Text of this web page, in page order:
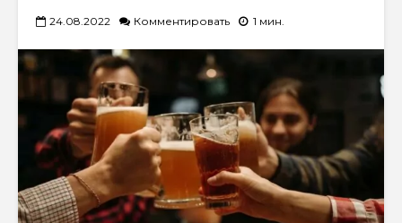
24.08.2022 Комментировать 1 мин.